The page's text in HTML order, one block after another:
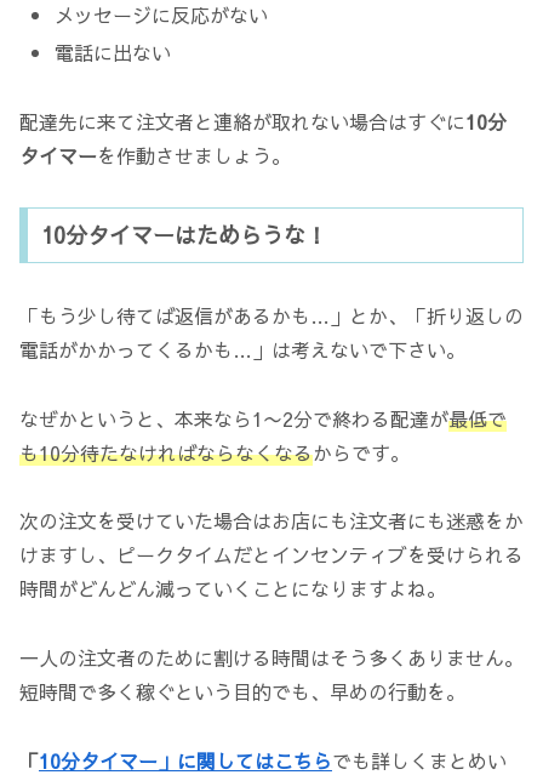
メッセージに反応がない
電話に出ない
配達先に来て注文者と連絡が取れない場合はすぐに10分
タイマーを作動させましょう。
10分タイマーはためらうな！
「もう少し待てば返信があるかも…」とか、「折り返しの
電話がかかってくるかも…」は考えないで下さい。
なぜかというと、本来なら1〜2分で終わる配達が最低で
も10分待たなければならなくなるからです。
次の注文を受けていた場合はお店にも注文者にも迷惑をか
けますし、ピークタイムだとインセンティブを受けられる
時間がどんどん減っていくことになりますよね。
一人の注文者のために割ける時間はそう多くありません。
短時間で多く稼ぐという目的でも、早めの行動を。
「10分タイマー」に関してはこちらでも詳しくまとめい